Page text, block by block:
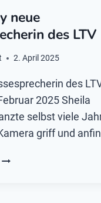
neue
des LTV
2. April 2025
des
2025 Sheila
selbst viele
griff und
SHEILA